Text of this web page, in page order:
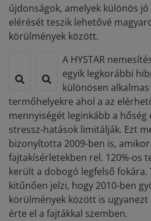
újdonságok, amelyek különös
elérését teszik lehetővé
körülmények között.
A HYSTAR
egyik legkorábbi
különösen
termőhelyekre ahol a az
mennyiségét leginkább a hőség
stressz-hatások limitálják. Ezt
bizonyította 2009-ben is,
fajtakísérletekben rel. 120%-os
került a dobogó legfelső
kitűnően jelzi, hogy 2010-ben
körülmények között is
érte el a fajtákkal szemben.